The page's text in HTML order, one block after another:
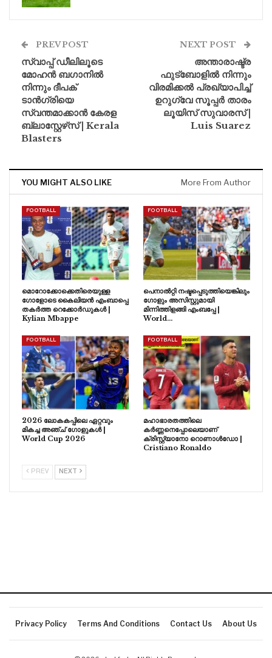
PREV POST
സ്വാപ്പ് ഡീലിലൂടെ
മോഹൻ ബഗാനിൽ
നിന്നും ദീപക്
ടാൻഗ്രിയെ
സ്വന്തമാക്കാൻ കേരള
ബ്ലാസ്റ്റേഴ്‌സ് | Kerala
Blasters
NEXT POST
അന്താരാഷ്ട്ര
ഫുട്ബോളിൽ നിന്നും
വിരമിക്കൽ പ്രഖ്യാപിച്ച്
ഉറുഗ്വേ സൂപ്പർ താരം
ലൂയിസ് സുവാരസ് |
Luis Suarez
YOU MIGHT ALSO LIKE More From Author
FOOTBALL
മൊറോക്കോക്കെതിരെയുള്ള
ഗോളോടെ കൈലിയൻ എംബാപ്പെ
തകർത്ത റെക്കോർഡുകൾ |
Kylian Mbappe
FOOTBALL
പെനാൽറ്റി നഷ്ടപ്പെടുത്തിയെങ്കിലും
ഗോളും അസിസ്റ്റുമായി
മിന്നിത്തിളങ്ങി എംബപ്പേ |
World…
FOOTBALL
2026 ലോകകപ്പിലെ ഏറ്റവും
മികച്ച അഞ്ച് ഗോളുകൾ |
World Cup 2026
FOOTBALL
മഹാഭാരതത്തിലെ
കർണ്ണനെപ്പോലെയാണ്
ക്രിസ്റ്റ്യാനോ റൊണാൾഡോ |
Cristiano Ronaldo
PREV NEXT
Privacy Policy Terms And Conditions Contact Us About Us